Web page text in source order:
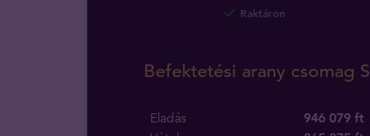
Raktáron
Befektetési arany csomag S
Eladás
946 079 ft